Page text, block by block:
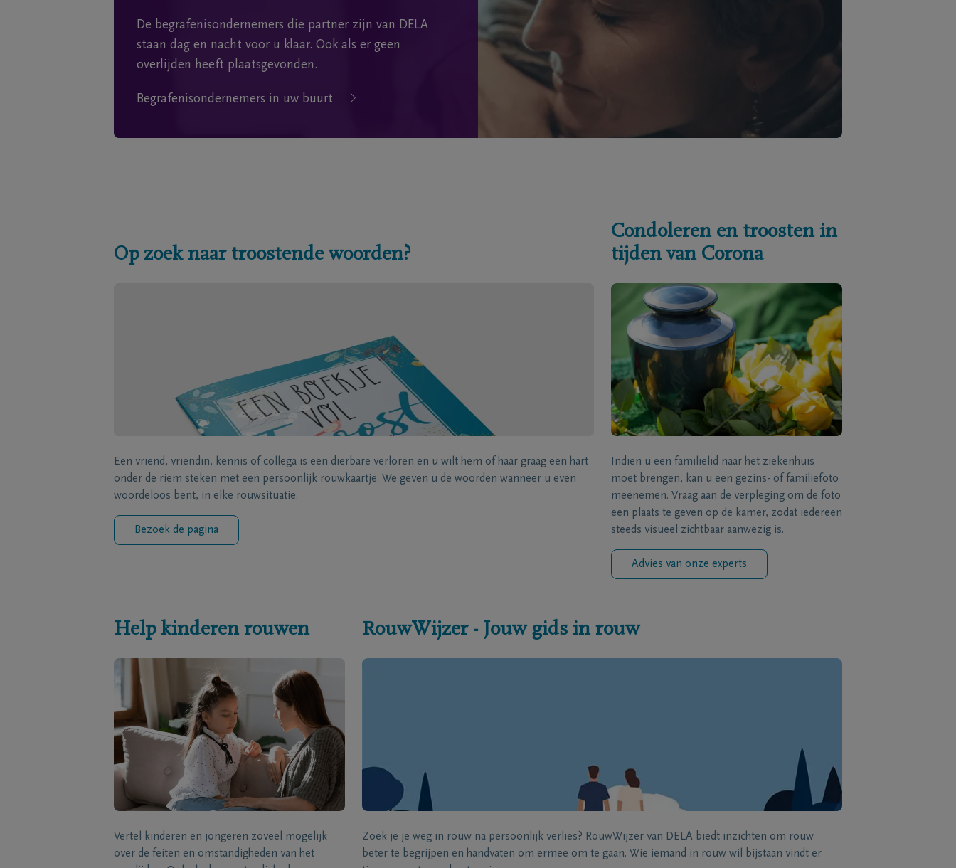
De begrafenisondernemers die partner zijn van DELA
staan dag en nacht voor u klaar. Ook als er geen
overlijden heeft plaatsgevonden.
Begrafenisondernemers in uw buurt
Op zoek naar troostende woorden?
Een vriend, vriendin, kennis of collega is een dierbare verloren en u wilt hem of haar graag een hart
onder de riem steken met een persoonlijk rouwkaartje. We geven u de woorden wanneer u even
woordeloos bent, in elke rouwsituatie.
Bezoek de pagina
Condoleren en troosten in
tijden van Corona
Indien u een familielid naar het ziekenhuis
moet brengen, kan u een gezins- of familiefoto
meenemen. Vraag aan de verpleging om de foto
een plaats te geven op de kamer, zodat iedereen
steeds visueel zichtbaar aanwezig is.
Advies van onze experts
Help kinderen rouwen
Vertel kinderen en jongeren zoveel mogelijk
over de feiten en omstandigheden van het
RouwWijzer - Jouw gids in rouw
Zoek je je weg in rouw na persoonlijk verlies? RouwWijzer van DELA biedt inzichten om rouw
beter te begrijpen en handvaten om ermee om te gaan. Wie iemand in rouw wil bijstaan vindt er